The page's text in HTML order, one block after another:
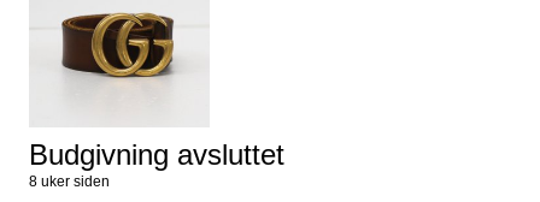
Budgivning avsluttet
8 uker siden